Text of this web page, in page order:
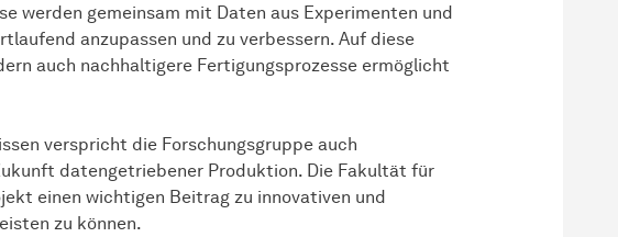
werden gemeinsam mit Daten aus Experimenten und
anzupassen und zu verbessern. Auf diese
auch nachhaltigere Fertigungsprozesse ermöglicht
verspricht die Forschungsgruppe auch
datengetriebener Produktion. Die Fakultät für
einen wichtigen Beitrag zu innovativen und
zu können.